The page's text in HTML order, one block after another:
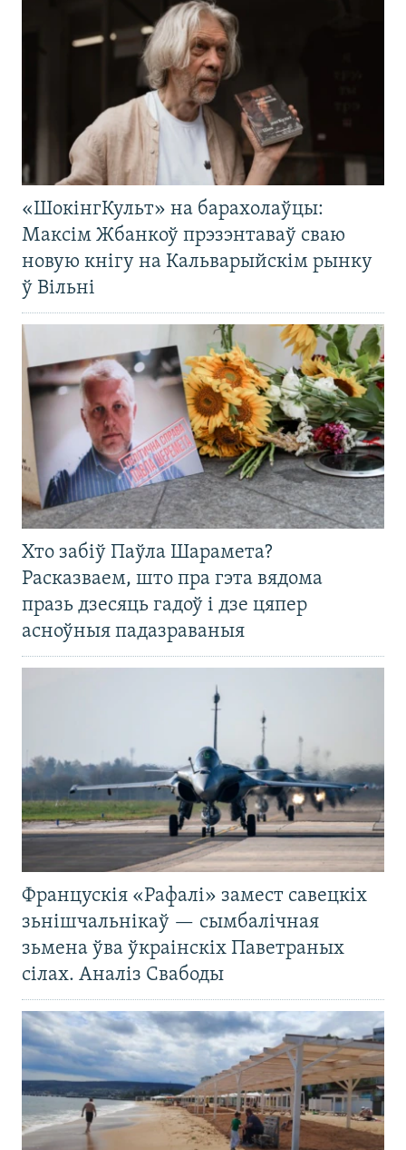
«ШокінгКульт» на барахолаўцы:
Максім Жбанкоў прэзэнтаваў сваю
новую кнігу на Кальварыйскім рынку
ў Вільні
Хто забіў Паўла Шарамета?
Расказваем, што пра гэта вядома
празь дзесяць гадоў і дзе цяпер
асноўныя падазраваныя
Францускія «Рафалі» замест савецкіх
зьнішчальнікаў — сымбалічная
зьмена ўва ўкраінскіх Паветраных
сілах. Аналіз Свабоды